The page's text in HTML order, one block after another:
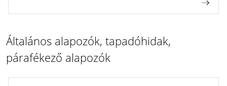
Általános alapozók, tapadóhidak,
párafékező alapozók